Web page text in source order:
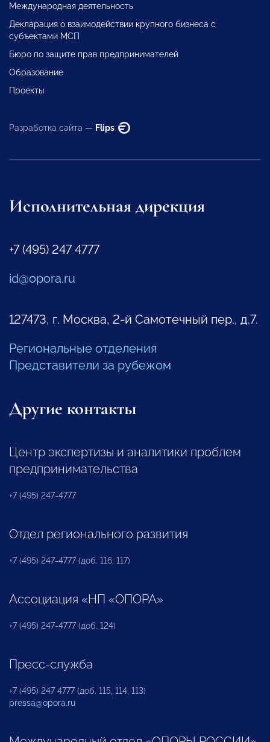
Международная деятельность
Декларация о взаимодействии крупного бизнеса с
субъектами МСП
Бюро по защите прав предпринимателей
Образование
Проекты
Разработка сайта — Flips
Исполнительная дирекция
+7 (495) 247 4777
id@opora.ru
127473, г. Москва, 2-й Самотечный пер., д.7.
Региональные отделения
Представители за рубежом
Другие контакты
Центр экспертизы и аналитики проблем
предпринимательства
+7 (495) 247-4777
Отдел регионального развития
+7 (495) 247-4777 (доб. 116, 117)
Ассоциация «НП «ОПОРА»
+7 (495) 247-4777 (доб. 124)
Пресс-служба
+7 (495) 247 4777 (доб. 115, 114, 113)
pressa@opora.ru